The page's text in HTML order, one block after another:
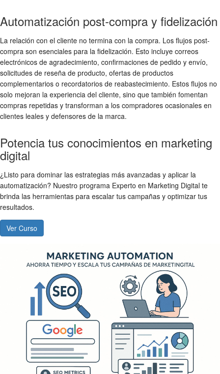
Automatización post-compra y fidelización
La relación con el cliente no termina con la compra. Los flujos post-
compra son esenciales para la fidelización. Esto incluye correos
electrónicos de agradecimiento, confirmaciones de pedido y envío,
solicitudes de reseña de producto, ofertas de productos
complementarios o recordatorios de reabastecimiento. Estos flujos no
solo mejoran la experiencia del cliente, sino que también fomentan
compras repetidas y transforman a los compradores ocasionales en
clientes leales y defensores de la marca.
Potencia tus conocimientos en marketing
digital
¿Listo para dominar las estrategias más avanzadas y aplicar la
automatización? Nuestro programa Experto en Marketing Digital te
brinda las herramientas para escalar tus campañas y optimizar tus
resultados.
Ver Curso